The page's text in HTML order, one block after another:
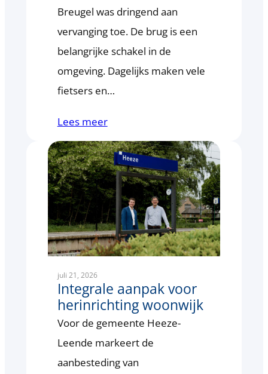
Breugel was dringend aan
vervanging toe. De brug is een
belangrijke schakel in de
omgeving. Dagelijks maken vele
fietsers en…
Lees meer
juli 21, 2026
Integrale aanpak voor
herinrichting woonwijk
Voor de gemeente Heeze-
Leende markeert de
aanbesteding van